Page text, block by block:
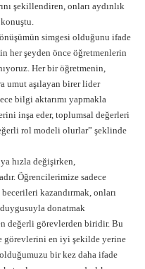
şekillendiren, onları aydınlık
simgesi olduğunu ifade
her şeyden önce öğretmenlerin
Her bir öğretmenin,
umut aşılayan birer lider
bilgi aktarımı yapmakla
inşa eder, toplumsal değerleri
rol modeli olurlar” şeklinde
hızla değişirken,
Öğrencilerimize sadece
kazandırmak, onları
duygusuyla donatmak
değerli görevlerden biridir. Bu
görevlerini en iyi şekilde yerine
bir kez daha ifade